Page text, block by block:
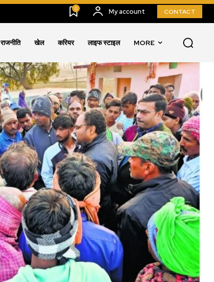
0 My account CONTACT
राजनीति खेल करियर लाइफ स्टाइल MORE